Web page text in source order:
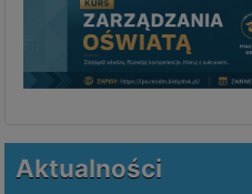
Aktualności